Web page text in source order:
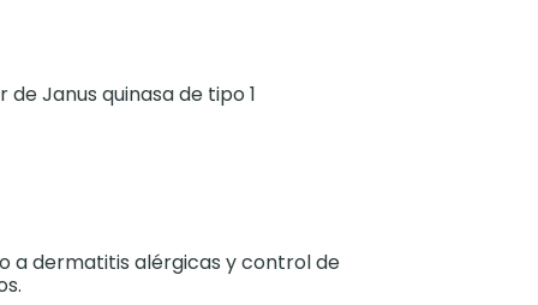
Janus quinasa de tipo 1
a dermatitis alérgicas y control de